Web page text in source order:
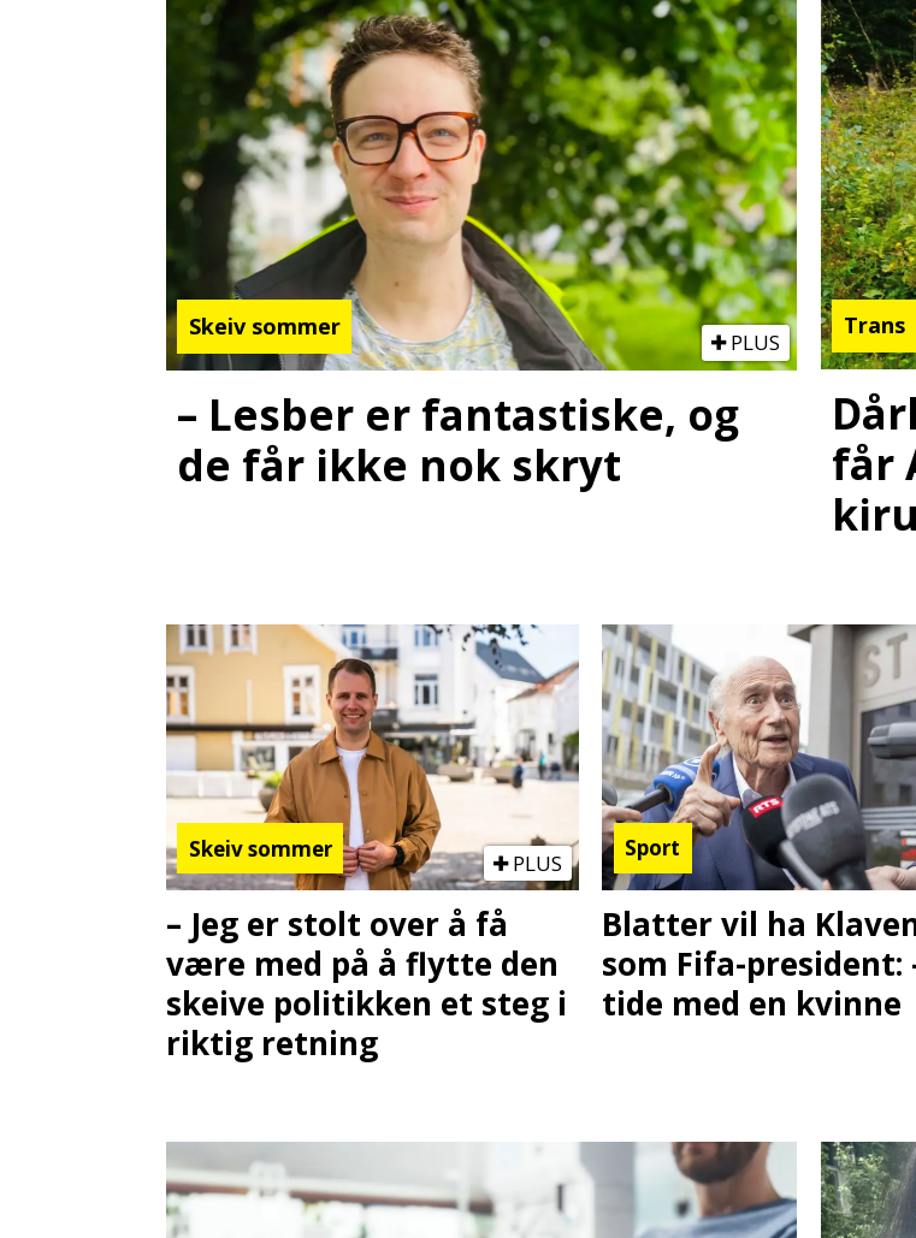
Skeiv sommer
PLUS
– Lesber er fantastiske, og
de får ikke nok skryt
Trans
får
Skeiv sommer
PLUS
– Jeg er stolt over å få
være med på å flytte den
skeive politikken et steg i
riktig retning
Sport
Blatter vil ha
som Fifa-president:
tide med en kvinne